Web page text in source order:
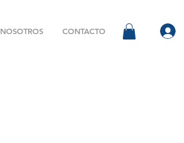
NOSOTROS CONTACTO